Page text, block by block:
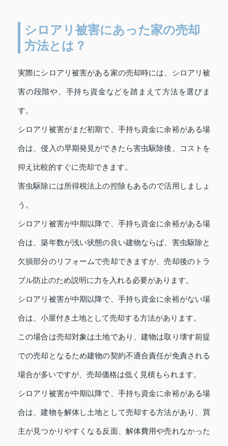
シロアリ被害にあった家の売却
方法とは？
実際にシロアリ被害がある家の売却時には、シロアリ被
害の段階や、手持ち資金などを踏まえて方法を選びま
す。
シロアリ被害がまだ初期で、手持ち資金に余裕がある場
合は、侵入の早期発見ができたら害虫駆除後、コストを
抑え比較的すぐに売却できます。
害虫駆除には所得税法上の控除もあるので活用しましょ
う。
シロアリ被害が中期以降で、手持ち資金に余裕がある場
合は、築年数が浅い状態の良い建物ならば、害虫駆除と
欠損部分のリフォームで売却できますが、売却後のトラ
ブル防止のため説明に力を入れる必要があります。
シロアリ被害が中期以降で、手持ち資金に余裕がない場
合は、小屋付き土地として売却する方法があります。
この場合は売却対象は土地であり、建物は取り壊す前提
での売却となるため建物の契約不適合責任が免責される
場合が多いですが、売却価格は低く見積もられます。
シロアリ被害が中期以降で、手持ち資金に余裕がある場
合は、建物を解体し土地として売却する方法があり、買
主が見つかりやすくなる反面、解体費用や売れなかった